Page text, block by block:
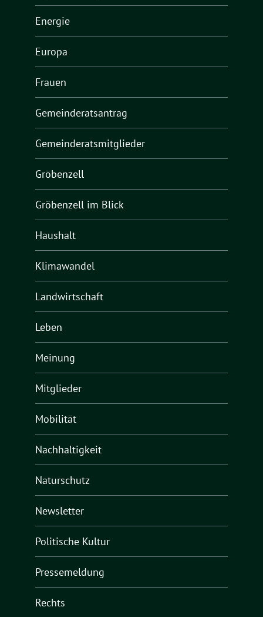
Energie
Europa
Frauen
Gemeinderatsantrag
Gemeinderatsmitglieder
Gröbenzell
Gröbenzell im Blick
Haushalt
Klimawandel
Landwirtschaft
Leben
Meinung
Mitglieder
Mobilität
Nachhaltigkeit
Naturschutz
Newsletter
Politische Kultur
Pressemeldung
Rechts